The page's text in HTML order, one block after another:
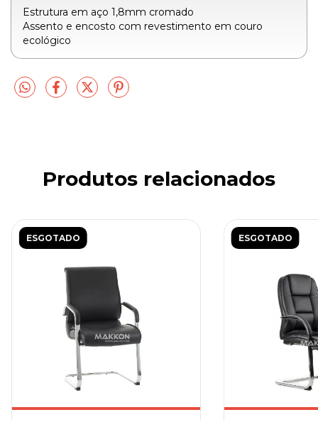
Estrutura em aço 1,8mm cromado
Assento e encosto com revestimento em couro
ecológico
Produtos relacionados
ESGOTADO ESGOTADO